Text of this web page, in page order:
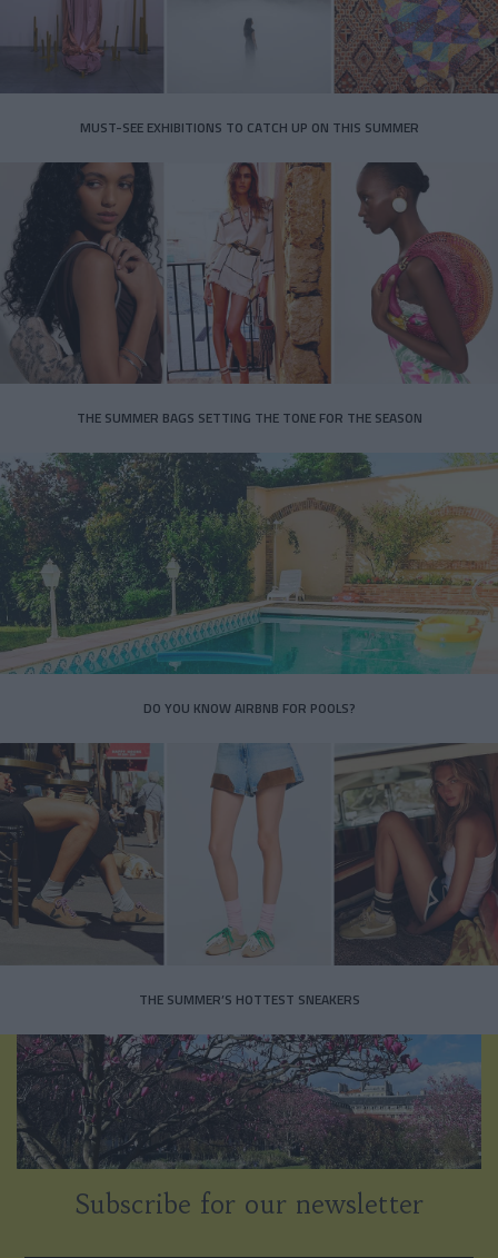
MUST-SEE EXHIBITIONS TO CATCH UP ON THIS SUMMER
THE SUMMER BAGS SETTING THE TONE FOR THE SEASON
DO YOU KNOW AIRBNB FOR POOLS?
THE SUMMER’S HOTTEST SNEAKERS
Subscribe for our newsletter